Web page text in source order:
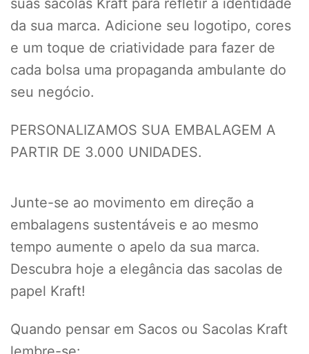
da sua marca. Adicione seu logotipo, cores
e um toque de criatividade para fazer de
cada bolsa uma propaganda ambulante do
seu negócio.
PERSONALIZAMOS SUA EMBALAGEM A
PARTIR DE 3.000 UNIDADES.
Junte-se ao movimento em direção a
embalagens sustentáveis e ao mesmo
tempo aumente o apelo da sua marca.
Descubra hoje a elegância das sacolas de
papel Kraft!
Quando pensar em Sacos ou Sacolas Kraft